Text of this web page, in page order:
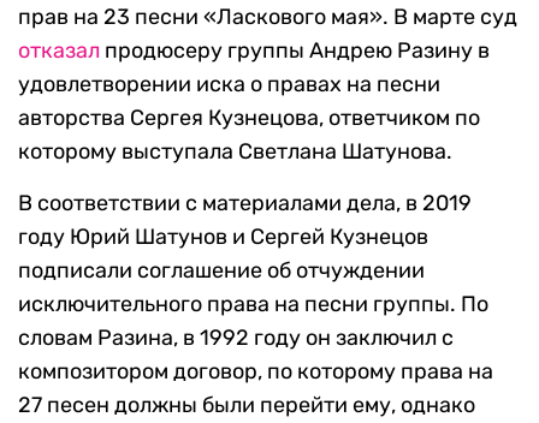
прав на 23 песни «Ласкового мая». В марте суд
отказал продюсеру группы Андрею Разину в
удовлетворении иска о правах на песни
авторства Сергея Кузнецова, ответчиком по
которому выступала Светлана Шатунова.
В соответствии с материалами дела, в 2019
году Юрий Шатунов и Сергей Кузнецов
подписали соглашение об отчуждении
исключительного права на песни группы. По
словам Разина, в 1992 году он заключил с
композитором договор, по которому права на
27 песен должны были перейти ему, однако